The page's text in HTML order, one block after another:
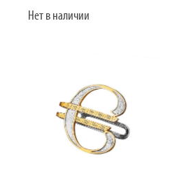
Нет в наличии